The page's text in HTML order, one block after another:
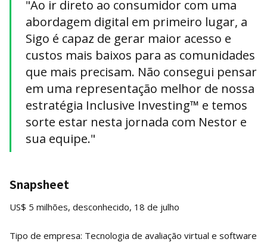
"Ao ir direto ao consumidor com uma
abordagem digital em primeiro lugar, a
Sigo é capaz de gerar maior acesso e
custos mais baixos para as comunidades
que mais precisam. Não consegui pensar
em uma representação melhor de nossa
estratégia Inclusive Investing™ e temos
sorte estar nesta jornada com Nestor e
sua equipe."
Snapsheet
US$ 5 milhões, desconhecido, 18 de julho
Tipo de empresa: Tecnologia de avaliação virtual e software